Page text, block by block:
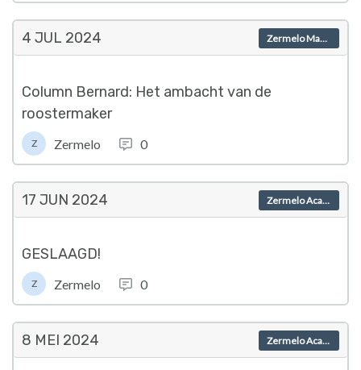
4 JUL 2024
Column Bernard: Het ambacht van de
roostermaker
Z Zermelo 0
Zermelo Magazine
17 JUN 2024
GESLAAGD!
Z Zermelo 0
Zermelo Academy
8 MEI 2024 Zermelo Academy